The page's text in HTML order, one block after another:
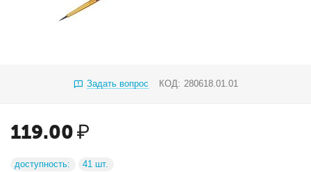
Задать вопрос КОД: 280618.01.01
119.00₽
доступность: 41 шт.